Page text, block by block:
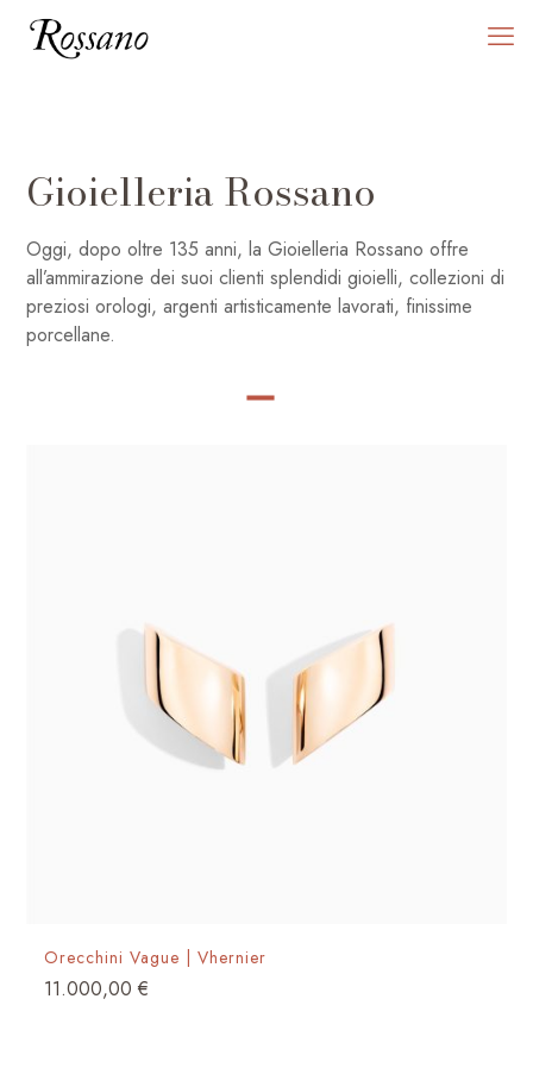
Gioielleria Rossano
Oggi, dopo oltre 135 anni, la Gioielleria Rossano offre
all’ammirazione dei suoi clienti splendidi gioielli, collezioni di
preziosi orologi, argenti artisticamente lavorati, finissime
porcellane.
Orecchini Vague | Vhernier
11.000,00€